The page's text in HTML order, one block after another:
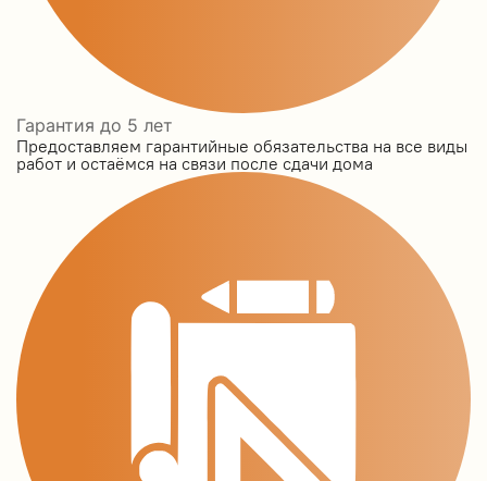
Гарантия до 5 лет
Предоставляем гарантийные обязательства на все виды
работ и остаёмся на связи после сдачи дома